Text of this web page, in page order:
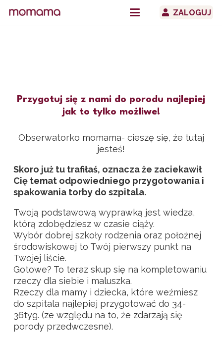
ZALOGUJ
Przygotuj się z nami do porodu najlepiej
jak to tylko możliwe!
Obserwatorko momama- cieszę się, że tutaj
jesteś!
Skoro już tu trafiłaś, oznacza że zaciekawił
Cię temat odpowiedniego przygotowania i
spakowania torby do szpitala.
Twoją podstawową wyprawką jest wiedza,
którą zdobędziesz w czasie ciąży.
Wybór dobrej szkoły rodzenia oraz położnej
środowiskowej to Twój pierwszy punkt na
Twojej liście.
Gotowe? To teraz skup się na kompletowaniu
rzeczy dla siebie i maluszka.
Rzeczy dla mamy i dziecka, które weźmiesz
do szpitala najlepiej przygotować do 34-
36tyg. (ze względu na to, że zdarzają się
porody przedwczesne).